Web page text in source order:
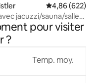
Évaluation
4,86 (622)
jacuzzi/sauna/salle
pour visiter
?
Temp. moy.